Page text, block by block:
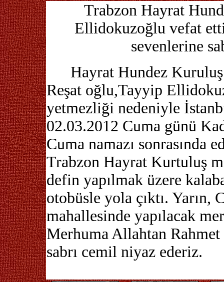
Trabzon Hayrat
Ellidokuzoğlu vefat
sevenlerine
Hayrat Hundez
Reşat oğlu,Tayyip
yetmezliği nedeniyle
02.03.2012 Cuma günü
Cuma namazı sonrasında
Trabzon Hayrat Kurtuluş
defin yapılmak üzere
otobüsle yola çıktı.
mahallesinde yapılacak
Merhuma Allahtan
sabrı cemil niyaz ederiz.